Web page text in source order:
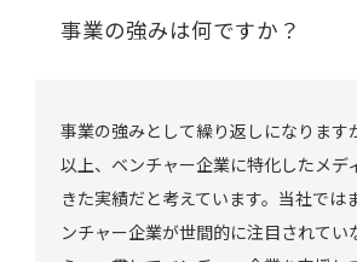
事業の強みは何ですか？
事業の強みとして繰り返しになります
以上、ベンチャー企業に特化したメデ
きた実績だと考えています。当社では
ンチャー企業が世間的に注目されてい